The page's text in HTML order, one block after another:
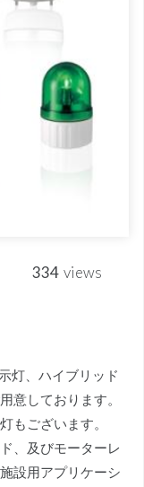
334 views
灯、ハイブリッド
意しております。
もございます。
、及びモーターレ
設用アプリケーシ